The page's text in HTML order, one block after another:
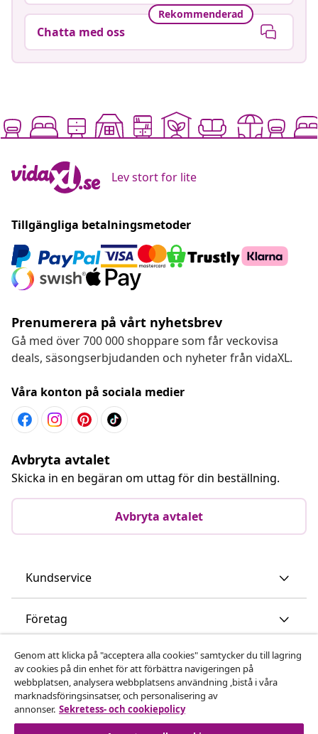
Rekommenderad
Chatta med oss
Lev stort for lite
Tillgängliga betalningsmetoder
Prenumerera på vårt nyhetsbrev
Gå med över 700 000 shoppare som får veckovisa
deals, säsongserbjudanden och nyheter från vidaXL.
Våra konton på sociala medier
Avbryta avtalet
Skicka in en begäran om uttag för din beställning.
Avbryta avtalet
Kundservice
Företag
vidaXL
Upptäck mer
Genom att klicka på "acceptera alla cookies" samtycker du till lagring
av cookies på din enhet för att förbättra navigeringen på
webbplatsen, analysera webbplatsens användning ,bistå i våra
marknadsföringsinsatser, och personalisering av
annonser. Sekretess- och cookiepolicy